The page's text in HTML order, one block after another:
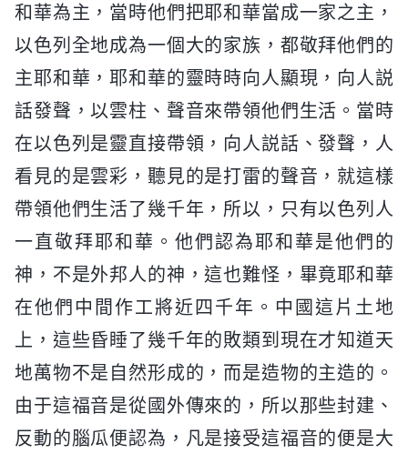
和華為主，當時他們把耶和華當成一家之主，
以色列全地成為一個大的家族，都敬拜他們的
主耶和華，耶和華的靈時時向人顯現，向人説
話發聲，以雲柱、聲音來帶領他們生活。當時
在以色列是靈直接帶領，向人説話、發聲，人
看見的是雲彩，聽見的是打雷的聲音，就這樣
帶領他們生活了幾千年，所以，只有以色列人
一直敬拜耶和華。他們認為耶和華是他們的
神，不是外邦人的神，這也難怪，畢竟耶和華
在他們中間作工將近四千年。中國這片土地
上，這些昏睡了幾千年的敗類到現在才知道天
地萬物不是自然形成的，而是造物的主造的。
由于這福音是從國外傳來的，所以那些封建、
反動的腦瓜便認為，凡是接受這福音的便是大